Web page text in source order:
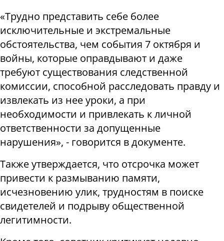
«Трудно представить себе более
исключительные и экстремальные
обстоятельства, чем события 7 октября и
войны, которые оправдывают и даже
требуют существования следственной
комиссии, способной расследовать правду и
извлекать из нее уроки, а при
необходимости и привлекать к личной
ответственности за допущенные
нарушения», - говорится в документе.
Также утверждается, что отсрочка может
привести к размыванию памяти,
исчезновению улик, трудностям в поиске
свидетелей и подрыву общественной
легитимности.